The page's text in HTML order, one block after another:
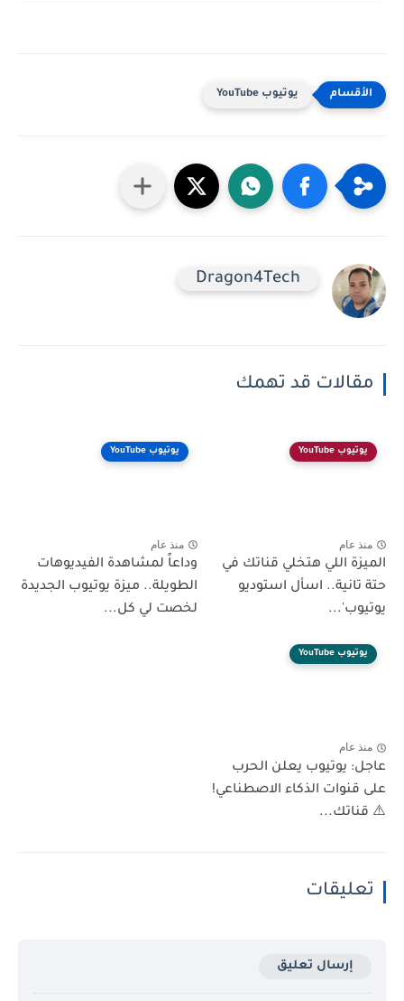
يوتيوب YouTube
Dragon4Tech
مقالات قد تهمك
يوتيوب YouTube
منذ عام
الميزة اللي هتخلي قناتك في
حتة تانية.. اسأل استوديو
يوتيوب'...
يوتيوب YouTube
منذ عام
وداعاً لمشاهدة الفيديوهات
الطويلة.. ميزة يوتيوب الجديدة
لخصت لي كل...
يوتيوب YouTube
منذ عام
عاجل: يوتيوب يعلن الحرب
على قنوات الذكاء الاصطناعي!
⚠️ قناتك...
تعليقات
إرسال تعليق